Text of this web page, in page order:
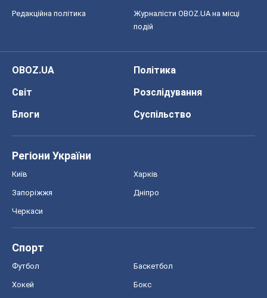
Редакційна політика
Журналісти OBOZ.UA на місці
подій
OBOZ.UA
Політика
Світ
Розслідування
Блоги
Суспільство
Регіони України
Київ Харків
Запоріжжя Дніпро
Черкаси
Спорт
Футбол Баскетбол
Хокей Бокс